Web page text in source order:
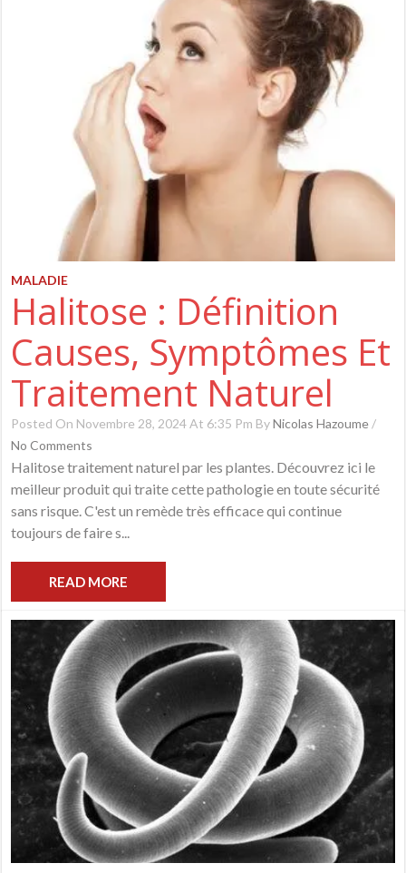
MALADIE
Halitose : Définition
Causes, Symptômes Et
Traitement Naturel
Posted On Novembre 28, 2024 At 6:35 Pm ByNicolas Hazoume/
No Comments
Halitose traitement naturel par les plantes. Découvrez ici le
meilleur produit qui traite cette pathologie en toute sécurité
sans risque. C'est un remède très efficace qui continue
toujours de faire s...
READ MORE